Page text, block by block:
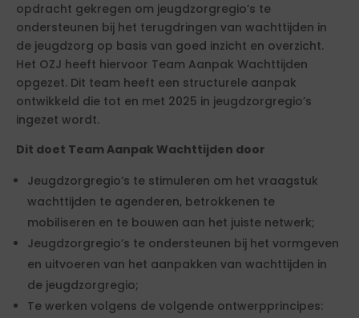
opdracht gekregen om jeugdzorgregio’s te
ondersteunen bij het terugdringen van wachttijden in
de jeugdzorg op basis van goed inzicht en overzicht.
Het OZJ heeft hiervoor Team Aanpak Wachttijden
opgezet. Dit team heeft een structurele aanpak
ontwikkeld die tot en met 2025 in jeugdzorgregio’s
ingezet wordt.
Dit doet Team Aanpak Wachttijden door
Jeugdzorgregio’s te stimuleren om het vraagstuk
wachttijden te agenderen, betrokkenen te
mobiliseren en te bouwen aan het juiste netwerk;
Jeugdzorgregio’s te ondersteunen bij het vormgeven
en uitvoeren van het aanpakken van wachttijden in
de jeugdzorgregio;
Te werken volgens de volgende ontwerpprincipes: